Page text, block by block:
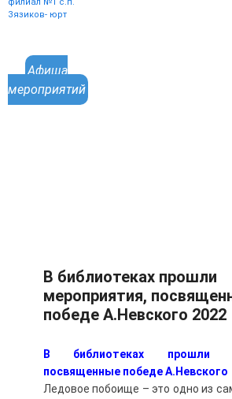
Зязиков- юрт
Афиша
мероприятий
В библиотеках прошли
мероприятия,
победе А.Невского 2022
В библиотеках прошли
посвященные победе А.Невского
Ледовое побоище – это одно из